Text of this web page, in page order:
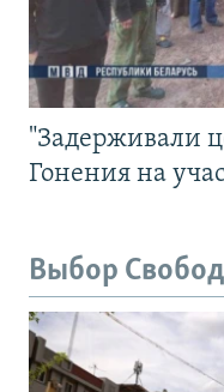
"Задерживали
Гонения на
Выбор